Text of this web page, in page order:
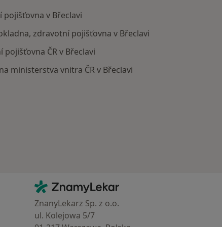
v Břeclavi
zdravotní pojišťovna v Břeclavi
ČR v Břeclavi
ministerstva vnitra ČR v Břeclavi
Kontakt
ZnamyLekar - Hlavní stránka
ZnanyLekarz Sp. z o.o.
ul. Kolejowa 5/7